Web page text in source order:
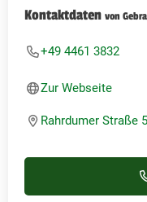
Kontaktdaten von
+49 4461 3832
Zur Webseite
Rahrdumer Straße